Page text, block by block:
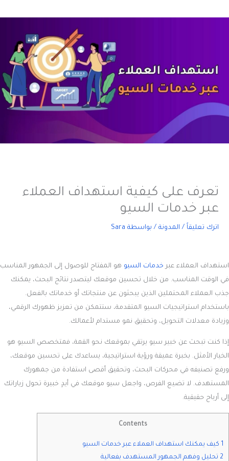
تعرف على كيفية استهداف العملاء
عبر خدمات السيو
اترك تعليقاً / المدونة / بواسطة Sara
استهداف العملاء عبر خدمات السيو هو المفتاح للوصول إلى الجمهور المناسب
في الوقت المناسب. من خلال تحسين موقعك ليتصدر نتائج البحث، يمكنك
جذب العملاء المحتملين الذين يبحثون عن منتجاتك أو خدماتك بالفعل.
باستخدام استراتيجيات السيو المتقدمة، ستتمكن من تعزيز ظهورك الرقمي،
وزيادة معدلات التحويل، وتحقيق نمو مستدام لأعمالك.
إذا كنت تبحث عن خبير سيو يرتقي بموقعك نحو القمة، فمتخصص السيو هو
الخيار الأمثل. بخبرة عميقة ورؤية استراتيجية، يساعدك على تحسين موقعك،
ورفع تصنيفه في محركات البحث، وتحقيق أقصى استفادة من جمهورك
المستهدف. لا تضيع الفرص، واجعل سيو موقعك في أيدٍ خبيرة تحول زياراتك
إلى أرباح حقيقية.
Contents
1 كيف يمكنك استهداف العملاء عبر خدمات السيو
2 تحليل وفهم الجمهور المستهدف بفعالية